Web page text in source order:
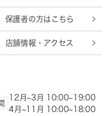
保護者の方はこちら
店舗情報・アクセス
12月~3月 10:00~19:00
4月~11月 10:00~18:00